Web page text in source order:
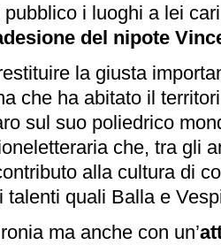
pubblico i luoghi a lei
del nipote
la giusta
che ha abitato il
sul suo poliedrico
che, tra gli
alla cultura di
talenti quali Balla e
ma anche con un’